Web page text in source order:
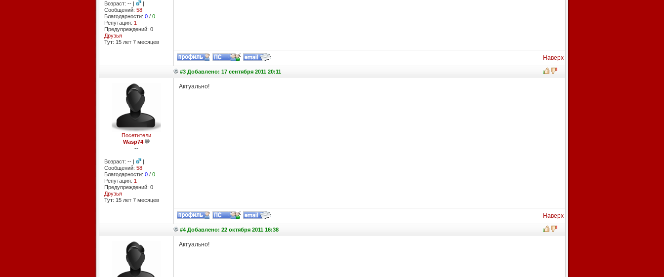
Возраст: -- |
|
Сообщений: 58
Благодарности: 0/ 0
Репутация: 1
Предупреждений: 0
Друзья
Тут: 15 лет 7 месяцев
Наверх
#3 Добавлено: 17 сентября 2011 20:11
Посетители
Wasp74
--
Возраст: -- |
|
Сообщений: 58
Благодарности: 0/ 0
Репутация: 1
Предупреждений: 0
Друзья
Тут: 15 лет 7 месяцев
Актуально!
Наверх
#4 Добавлено: 22 октября 2011 16:38
Актуально!